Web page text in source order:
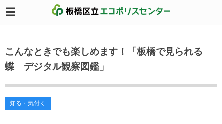
こんなときでも楽しめます！「板橋で見られる
蝶 デジタル観察図鑑」
知る・気付く